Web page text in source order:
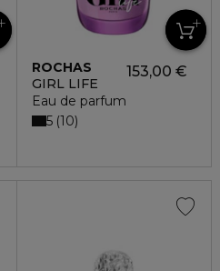
ROCHAS
GIRL LIFE
Eau de parfum
153,00 €
5 10